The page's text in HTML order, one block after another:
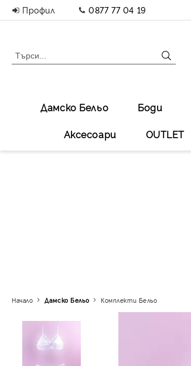
Профил 0877 77 04 19
Дамско Бельо Боди
Аксесоари OUTLET
Начало Дамско Бельо Комплекти Бельо